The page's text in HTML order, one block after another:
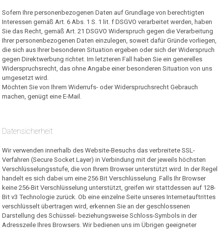
Sofern Ihre personenbezogenen Daten auf Grundlage von berechtigten
Interessen gemäß Art. 6 Abs. 1 S. 1 lit. f DSGVO verarbeitet werden, haben
Sie das Recht, gemäß Art. 21 DSGVO Widerspruch gegen die Verarbeitung
Ihrer personenbezogenen Daten einzulegen, soweit dafür Gründe vorliegen,
die sich aus Ihrer besonderen Situation ergeben oder sich der Widerspruch
gegen Direktwerbung richtet. Im letzteren Fall haben Sie ein generelles
Widerspruchsrecht, das ohne Angabe einer besonderen Situation von uns
umgesetzt wird.
Möchten Sie von Ihrem Widerrufs- oder Widerspruchsrecht Gebrauch
machen, genügt eine E-Mail.
Datensicherheit
Wir verwenden innerhalb des Website-Besuchs das verbreitete SSL-
Verfahren (Secure Socket Layer) in Verbindung mit der jeweils höchsten
Verschlüsselungsstufe, die von Ihrem Browser unterstützt wird. In der Regel
handelt es sich dabei um eine 256 Bit Verschlüsselung. Falls Ihr Browser
keine 256-Bit Verschlüsselung unterstützt, greifen wir stattdessen auf 128-
Bit v3 Technologie zurück. Ob eine einzelne Seite unseres Internetauftrittes
verschlüsselt übertragen wird, erkennen Sie an der geschlossenen
Darstellung des Schüssel- beziehungsweise Schloss-Symbols in der
Adresszeile Ihres Browsers. Wir bedienen uns im Übrigen geeigneter